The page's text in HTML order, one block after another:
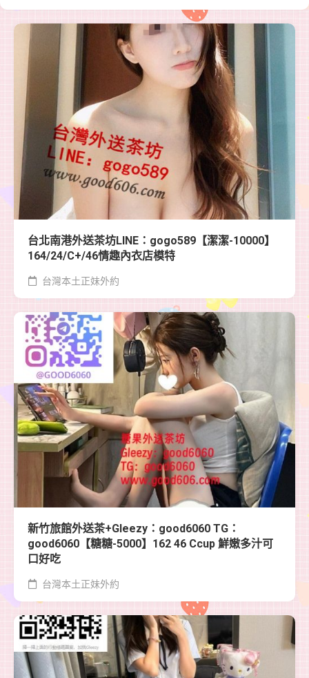
台北南港外送茶坊LINE：gogo589【潔潔-10000】
164/24/C+/46情趣內衣店模特
台灣本土正妹外約
新竹旅館外送茶+Gleezy：good6060 TG：
good6060【糖糖-5000】162 46 Ccup 鮮嫩多汁可
口好吃
台灣本土正妹外約